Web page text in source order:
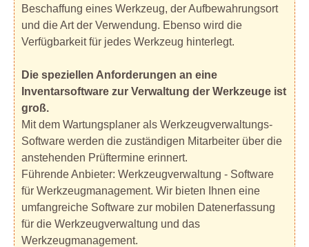
Beschaffung eines Werkzeug, der Aufbewahrungsort
und die Art der Verwendung. Ebenso wird die
Verfügbarkeit für jedes Werkzeug hinterlegt.
Die speziellen Anforderungen an eine
Inventarsoftware zur Verwaltung der Werkzeuge ist
groß.
Mit dem Wartungsplaner als Werkzeugverwaltungs-
Software werden die zuständigen Mitarbeiter über die
anstehenden Prüftermine erinnert.
Führende Anbieter: Werkzeugverwaltung - Software
für Werkzeugmanagement. Wir bieten Ihnen eine
umfangreiche Software zur mobilen Datenerfassung
für die Werkzeugverwaltung und das
Werkzeugmanagement.